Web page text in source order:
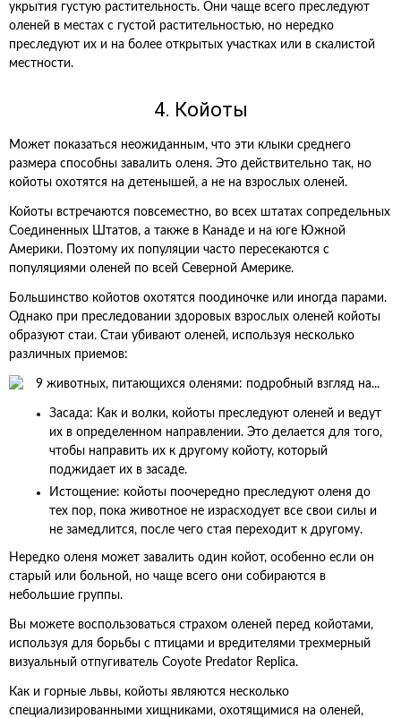
укрытия густую растительность. Они чаще всего преследуют
оленей в местах с густой растительностью, но нередко
преследуют их и на более открытых участках или в скалистой
местности.
4. Койоты
Может показаться неожиданным, что эти клыки среднего
размера способны завалить оленя. Это действительно так, но
койоты охотятся на детенышей, а не на взрослых оленей.
Койоты встречаются повсеместно, во всех штатах сопредельных
Соединенных Штатов, а также в Канаде и на юге Южной
Америки. Поэтому их популяции часто пересекаются с
популяциями оленей по всей Северной Америке.
Большинство койотов охотятся поодиночке или иногда парами.
Однако при преследовании здоровых взрослых оленей койоты
образуют стаи. Стаи убивают оленей, используя несколько
различных приемов:
Засада: Как и волки, койоты преследуют оленей и ведут
их в определенном направлении. Это делается для того,
чтобы направить их к другому койоту, который
поджидает их в засаде.
Истощение: койоты поочередно преследуют оленя до
тех пор, пока животное не израсходует все свои силы и
не замедлится, после чего стая переходит к другому.
Нередко оленя может завалить один койот, особенно если он
старый или больной, но чаще всего они собираются в
небольшие группы.
Вы можете воспользоваться страхом оленей перед койотами,
используя для борьбы с птицами и вредителями трехмерный
визуальный отпугиватель Coyote Predator Replica.
Как и горные львы, койоты являются несколько
специализированными хищниками, охотящимися на оленей,